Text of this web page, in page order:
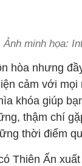
Ảnh minh họa:
hòa nhưng
cảm với
khóa giúp
thậm chí
thời điểm
Thiên Ấn